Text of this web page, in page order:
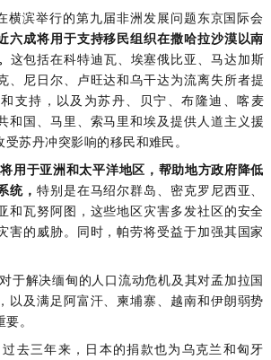
横滨举行的第九届非洲发展问题东京国际会
六成将用于支持移民组织在撒哈拉沙漠以南
这包括在科特迪瓦、埃塞俄比亚、马达加斯
、尼日尔、卢旺达和乌干达为流离失所者提
支持，以及为苏丹、贝宁、布隆迪、喀麦
和国、马里、索马里和埃及提供人道主义援
苏丹冲突影响的移民和难民。
用于亚洲和太平洋地区，帮助地方政府降低
统， 特别是在马绍尔群岛、密克罗尼西亚、
和瓦努阿图，这些地区灾害多发社区的安全
害的威胁。同时，帕劳将受益于加强其国家
于解决缅甸的人口流动危机及其对孟加拉国
以及满足阿富汗、柬埔寨、越南和伊朗弱势
。
去三年来，日本的捐款也为乌克兰和匈牙